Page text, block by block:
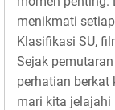
menikmati
Klasifikasi SU,
Sejak
perhatian berkat
mari kita jelajahi